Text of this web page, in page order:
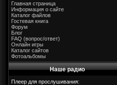
Главная страница
Информация о сайте
Каталог файлов
Гостевая книга
Форум
Блог
FAQ (вопрос/ответ)
Онлайн игры
Каталог сайтов
Фотоальбомы
Наше радио
Плеер для прослушивания: